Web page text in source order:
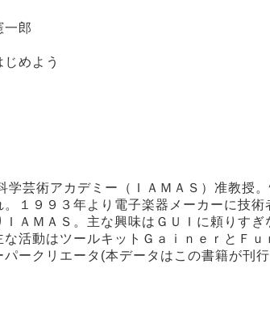
郎
めよう
芸術アカデミー（ＩＡＭＡＳ）准教授
１９９３年より電子楽器メーカーに技
ＡＭＡＳ。主な興味はＧＵＩに頼りす
活動はツールキットＧａｉｎｅｒとＦｕ
ークリエータ(本データはこの書籍が刊